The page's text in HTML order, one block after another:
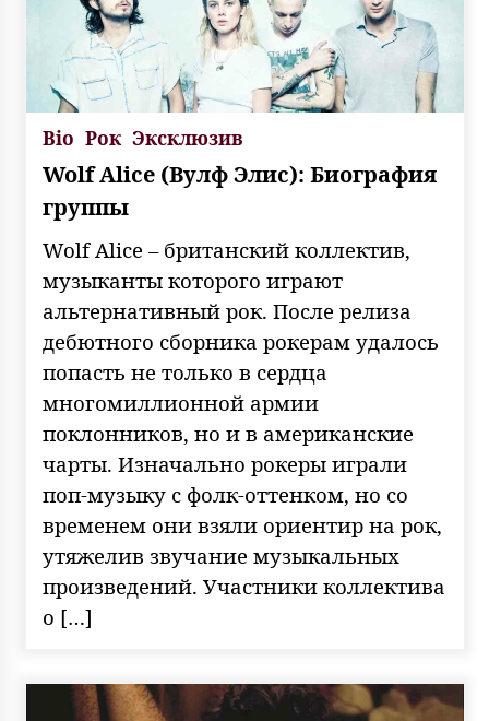
Bio Рок Эксклюзив
Wolf Alice (Вулф Элис): Биография
группы
Wolf Alice – британский коллектив,
музыканты которого играют
альтернативный рок. После релиза
дебютного сборника рокерам удалось
попасть не только в сердца
многомиллионной армии
поклонников, но и в американские
чарты. Изначально рокеры играли
поп-музыку с фолк-оттенком, но со
временем они взяли ориентир на рок,
утяжелив звучание музыкальных
произведений. Участники коллектива
о […]